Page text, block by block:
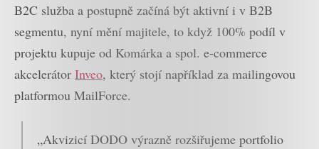
B2C služba a postupně začíná být aktivní i v B2B
segmentu, nyní mění majitele, to když 100% podíl v
projektu kupuje od Komárka a spol. e-commerce
akcelerátor Inveo, který stojí například za mailingovou
platformou MailForce.
„Akvizicí DODO výrazně rozšiřujeme portfolio